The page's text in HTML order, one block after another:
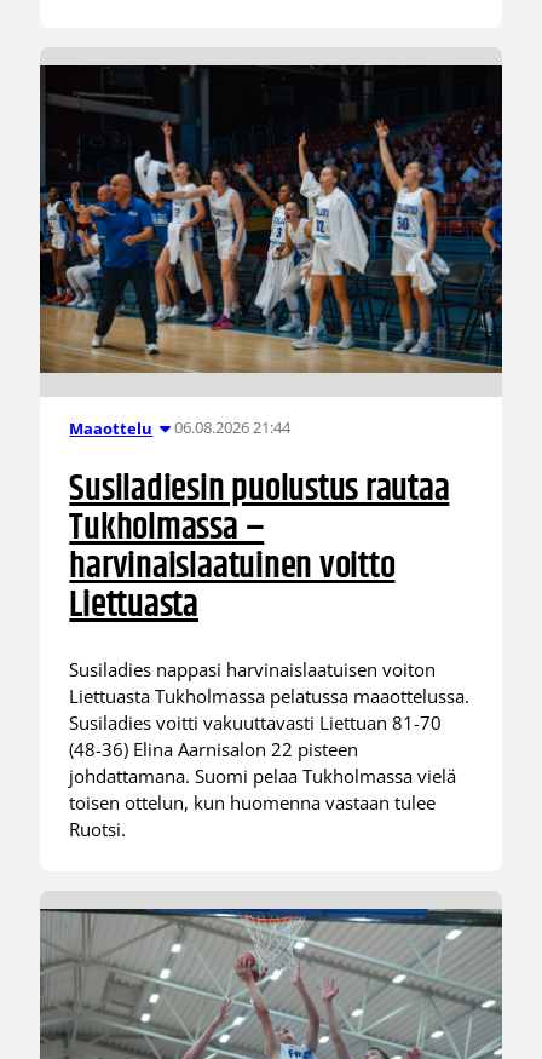
Maaottelu 06.08.2026 21:44
Susiladiesin puolustus rautaa
Tukholmassa –
harvinaislaatuinen voitto
Liettuasta
Susiladies nappasi harvinaislaatuisen voiton
Liettuasta Tukholmassa pelatussa maaottelussa.
Susiladies voitti vakuuttavasti Liettuan 81-70
(48-36) Elina Aarnisalon 22 pisteen
johdattamana. Suomi pelaa Tukholmassa vielä
toisen ottelun, kun huomenna vastaan tulee
Ruotsi.